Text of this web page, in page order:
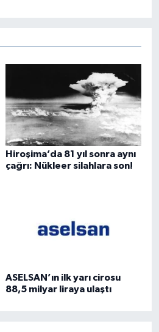
Hiroşima’da 81 yıl sonra aynı
çağrı: Nükleer silahlara son!
ASELSAN’ın ilk yarı cirosu
88,5 milyar liraya ulaştı